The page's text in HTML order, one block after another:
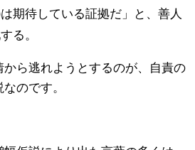
期待している証拠だ」と、善人
る。
ら逃れようとするのが、自責の
のです。